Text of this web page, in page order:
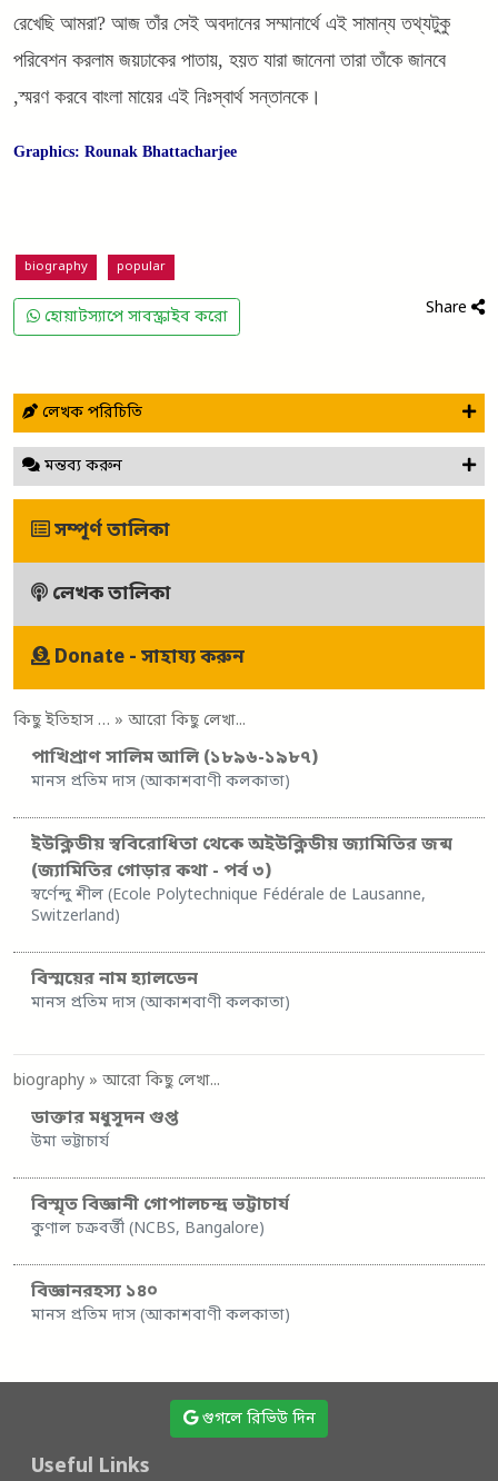
রেখেছি আমরা? আজ তাঁর সেই অবদানের সম্মানার্থে এই সামান্য তথ্যটুকু
পরিবেশন করলাম জয়ঢাকের পাতায়, হয়ত যারা জানেনা তারা তাঁকে জানবে
,স্মরণ করবে বাংলা মায়ের এই নিঃস্বার্থ সন্তানকে।
Graphics: Rounak Bhattacharjee
biography popular
হোয়াটস্যাপে সাবস্ক্রাইব করো Share
লেখক পরিচিতি
মন্তব্য করুন
সম্পূর্ণ তালিকা
লেখক তালিকা
Donate - সাহায্য করুন
কিছু ইতিহাস … » আরো কিছু লেখা...
পাখিপ্রাণ সালিম আলি (১৮৯৬-১৯৮৭)
মানস প্রতিম দাস (আকাশবাণী কলকাতা)
ইউক্লিডীয় স্ববিরোধিতা থেকে অইউক্লিডীয় জ্যামিতির জন্ম
(জ্যামিতির গোড়ার কথা - পর্ব ৩)
স্বর্ণেন্দু শীল (Ecole Polytechnique Fédérale de Lausanne,
Switzerland)
বিস্ময়ের নাম হ্যালডেন
মানস প্রতিম দাস (আকাশবাণী কলকাতা)
biography » আরো কিছু লেখা...
ডাক্তার মধুসূদন গুপ্ত
উমা ভট্টাচার্য
বিস্মৃত বিজ্ঞানী গোপালচন্দ্র ভট্টাচার্য
কুণাল চক্রবর্ত্তী (NCBS, Bangalore)
বিজ্ঞানরহস্য ১৪০
মানস প্রতিম দাস (আকাশবাণী কলকাতা)
গুগলে রিভিউ দিন
Useful Links